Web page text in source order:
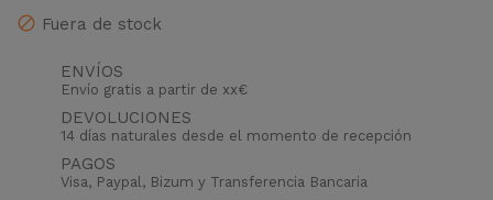
Fuera de stock
ENVÍOS
Envío gratis a partir de xx€
DEVOLUCIONES
14 días naturales desde el momento de recepción
PAGOS
Visa, Paypal, Bizum y Transferencia Bancaria